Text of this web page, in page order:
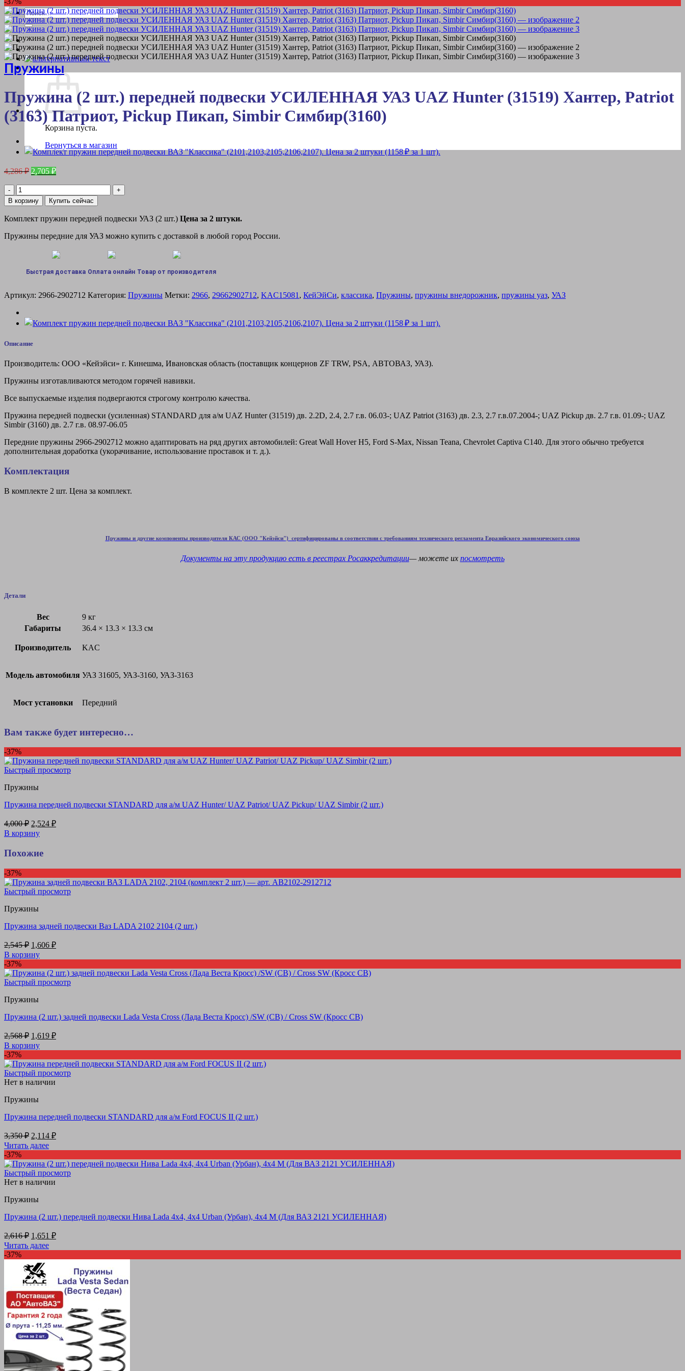
Искать:
Корзина пуста.
Вернуться в магазин
Пружины
Пружина (2 шт.) передней подвески УСИЛЕННАЯ УАЗ UAZ Hunter (31519) Хантер, Patriot
(3163) Патриот, Pickup Пикап, Simbir Симбир(3160)
4,286₽ Первоначальная
цена
составляла
4,286 ₽.
2,705 ₽Текущая
цена:
Количество
товара
Пружина
(2
передней
УСИЛЕННАЯ
UAZ
Хантер,
(3163)
Патриот,
Пикап,
Симбир(3160)
В корзину Купить сейчас
Комплект пружин передней подвески УАЗ (2 шт.) Цена за 2 штуки.
Пружины передние для УАЗ можно купить с доставкой в любой город России.
Быстрая доставка Оплата онлайн Товар от производителя
Артикул: 2966-2902712 Категория: Пружины Метки: 2966, 29662902712, KAC15081 , КейЭйСи, классика, Пружины, пружины внедорожник, пружины уаз, УАЗ
Описание
Производитель: ООО «Кейэйси» г. Кинешма, Ивановская область (поставщик концернов ZF TRW, PSA, АВТОВАЗ, УАЗ).
Пружины изготавливаются методом горячей навивки.
Все выпускаемые изделия подвергаются строгому контролю качества.
Пружина передней подвески (усиленная) STANDARD для а/м UAZ Hunter (31519) дв. 2.2D, 2.4, 2.7 г.в. 06.03-; UAZ Patriot (3163) дв. 2.3, 2.7 г.в.07.2004-; UAZ Pickup дв. 2.7 г.в. 01.09-; UAZ
Simbir (3160) дв. 2.7 г.в. 08.97-06.05
Передние пружины 2966-2902712 можно адаптировать на ряд других автомобилей: Great Wall Hover H5, Ford S-Max, Nissan Teana, Chevrolet Captiva C140. Для этого обычно требуется
дополнительная доработка (укорачивание, использование проставок и т. д.).
Комплектация
В комплекте 2 шт. Цена за комплект.
Пружины и другие компоненты производителя КАС (ООО "Кейэйси") сертифицированы в соответствии с требованиям технического регламента Евразийского экономического союза
Документы на эту продукцию есть в реестрах Росаккредитации— можете их посмотреть
Детали
Вес
9 кг
Габариты
36.4 × 13.3 × 13.3 см
Производитель KAC
Модель автомобиля УАЗ 31605, УАЗ-3160, УАЗ-3163
Мост установки Передний
Вам также будет интересно…
-37%
Быстрый просмотр
Пружины
Пружина передней подвески STANDARD для а/м UAZ Hunter/ UAZ Patriot/ UAZ Pickup/ UAZ Simbir (2 шт.)
4,000₽ Первоначальная
цена
составляла
4,000 ₽.
2,524 ₽Текущая
В корзину
Похожие
-37%
Быстрый просмотр
Пружины
Пружина задней подвески Ваз LADA 2102 2104 (2 шт.)
2,545₽ Первоначальная
цена
составляла
2,545 ₽.
1,606 ₽Текущая
В корзину
-37%
Быстрый просмотр
Пружины
Пружина (2 шт.) задней подвески Lada Vesta Cross (Лада Веста Кросс) /SW (СВ) / Cross SW (Кросс СВ)
2,568₽ Первоначальная
цена
составляла
2,568 ₽.
1,619 ₽Текущая
В корзину
-37%
Быстрый просмотр
Нет в наличии
Пружины
Пружина передней подвески STANDARD для а/м Ford FOCUS II (2 шт.)
3,350₽ Первоначальная
цена
составляла
3,350 ₽.
2,114 ₽Текущая
Читать далее
-37%
Быстрый просмотр
Нет в наличии
Пружины
Пружина (2 шт.) передней подвески Нива Lada 4х4, 4х4 Urban (Урбан), 4х4 М (Для ВАЗ 2121 УСИЛЕННАЯ)
2,616₽ Первоначальная
цена
составляла
2,616 ₽.
1,651 ₽Текущая
Читать далее
-37%